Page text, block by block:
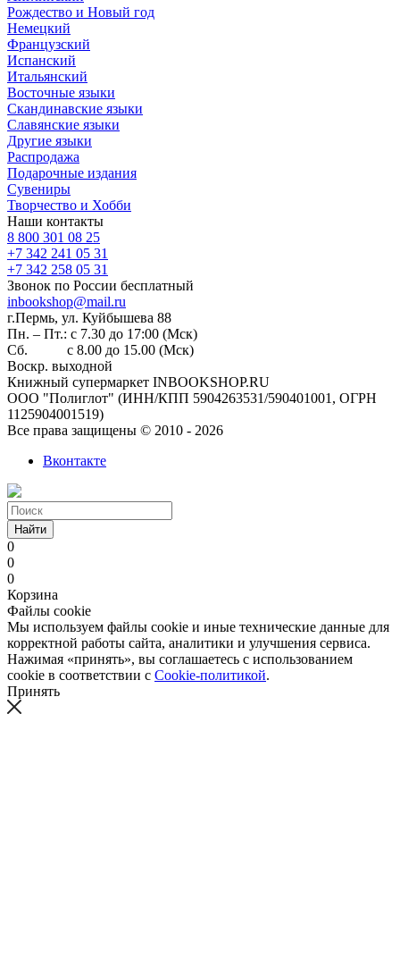
Рождество и Новый год
Немецкий
Французский
Испанский
Итальянский
Восточные языки
Скандинавские языки
Славянские языки
Другие языки
Распродажа
Подарочные издания
Сувениры
Творчество и Хобби
Наши контакты
8 800 301 08 25
+7 342 241 05 31
+7 342 258 05 31
Звонок по России бесплатный
inbookshop@mail.ru
г.Пермь, ул. Куйбышева 88
Пн. – Пт.: с 7.30 до 17:00 (Мск)
Сб. с 8.00 до 15.00 (Мск)
Воскр. выходной
Книжный супермаркет INBOOKSHOP.RU
ООО "Полиглот" (ИНН/КПП 5904263531/590401001, ОГРН
1125904001519)
Все права защищены © 2010 - 2026
Вконтакте
Найти
0
0
0
Корзина
Файлы cookie
Мы используем файлы cookie и иные технические данные для
корректной работы сайта, аналитики и улучшения сервиса.
Нажимая «принять», вы соглашаетесь с использованием
cookie в соответствии с Cookie-политикой.
Принять